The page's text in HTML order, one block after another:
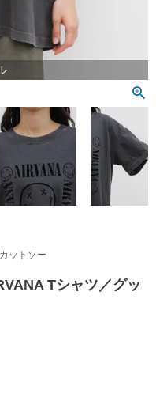
ットソー
Tシャツ／グッ